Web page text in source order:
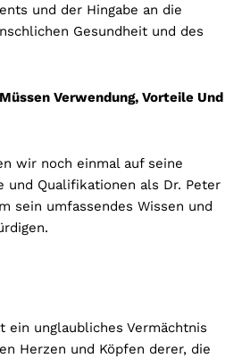
und der Hingabe an die
Gesundheit und des
Verwendung, Vorteile Und
wir noch einmal auf seine
und Qualifikationen als Dr. Peter
sein umfassendes Wissen und
ein unglaubliches Vermächtnis
Herzen und Köpfen derer, die